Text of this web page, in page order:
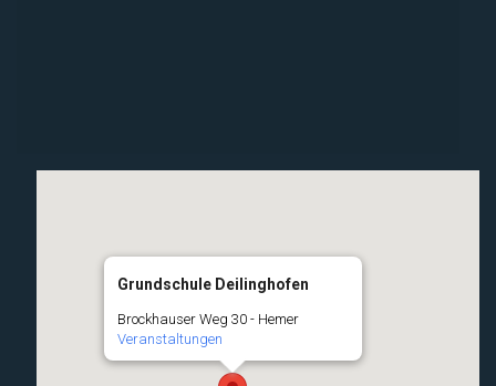
Grundschule Deilinghofen
Brockhauser Weg 30 - Hemer
Veranstaltungen